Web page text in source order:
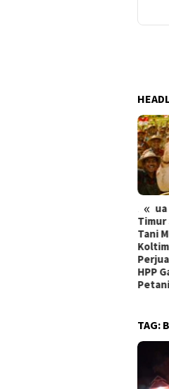
«
Ketua
Timur
Tani
HPP
TAG: